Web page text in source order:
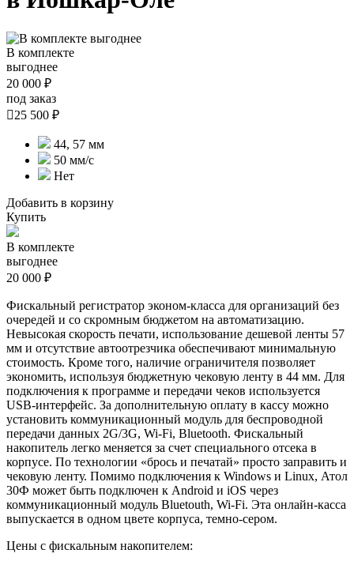
В комплекте
выгоднее
20 000 ₽
под заказ
25 500 ₽
44, 57 мм
50 мм/с
Нет
Добавить в корзину
Купить
В комплекте
выгоднее
20 000 ₽
Фискальный регистратор эконом-класса для организаций без
очередей и со скромным бюджетом на автоматизацию.
Невысокая скорость печати, использование дешевой ленты 57
мм и отсутствие автоотрезчика обеспечивают минимальную
стоимость. Кроме того, наличие ограничителя позволяет
экономить, используя бюджетную чековую ленту в 44 мм. Для
подключения к программе и передачи чеков используется
USB-интерфейс. За дополнительную оплату в кассу можно
установить коммуникационный модуль для беспроводной
передачи данных 2G/3G, Wi-Fi, Bluetooth. Фискальный
накопитель легко меняется за счет специального отсека в
корпусе. По технологии «брось и печатай» просто заправить и
чековую ленту. Помимо подключения к Windows и Linux, Атол
30Ф может быть подключен к Android и iOS через
коммуникационный модуль Bluetouth, Wi-Fi. Эта онлайн-касса
выпускается в одном цвете корпуса, темно-сером.
Цены с фискальным накопителем: